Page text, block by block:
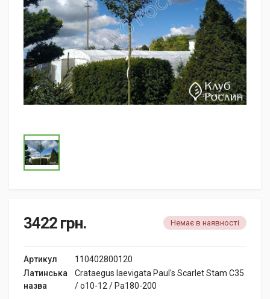
3422 грн. Немає в наявності
Артикул
110402800120
Латинська
назва
Crataegus laevigata Paul's Scarlet Stam C35
/ o10-12 / Pa180-200